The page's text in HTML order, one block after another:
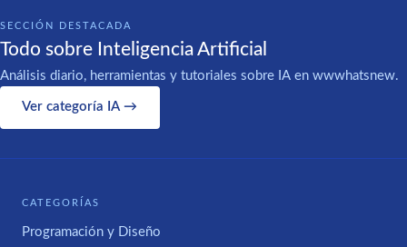
SECCIÓN DESTACADA
Todo sobre Inteligencia Artificial
Análisis diario, herramientas y tutoriales sobre IA en wwwhatsnew.
Ver categoría IA →
CATEGORÍAS
Programación y Diseño